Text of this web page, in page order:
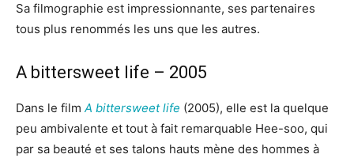
Sa filmographie est impressionnante, ses partenaires
tous plus renommés les uns que les autres.
A bittersweet life – 2005
Dans le film A bittersweet life (2005), elle est la quelque
peu ambivalente et tout à fait remarquable Hee-soo, qui
par sa beauté et ses talons hauts mène des hommes à